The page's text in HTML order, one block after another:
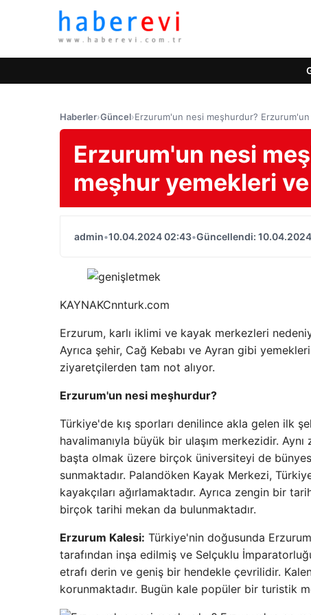
Haberler›Güncel›Erzurum'un nesi meşhurdur?
Erzurum'un nesi
meşhur yemekleri
admin•10.04.2024 02:43•Güncellendi:
KAYNAKCnnturk.com
Erzurum, karlı iklimi ve kayak merkezleri
Ayrıca şehir, Cağ Kebabı ve Ayran gibi
ziyaretçilerden tam not alıyor.
Erzurum'un nesi meşhurdur?
Türkiye'de kış sporları denilince akla gelen ilk
havalimanıyla büyük bir ulaşım merkezidir.
başta olmak üzere birçok üniversiteyi de
sunmaktadır. Palandöken Kayak Merkezi,
kayakçıları ağırlamaktadır. Ayrıca zengin bir
birçok tarihi mekan da bulunmaktadır.
Erzurum Kalesi: Türkiye'nin doğusunda
tarafından inşa edilmiş ve Selçuklu
etrafı derin ve geniş bir hendekle çevrilidir.
korunmaktadır. Bugün kale popüler bir turistik